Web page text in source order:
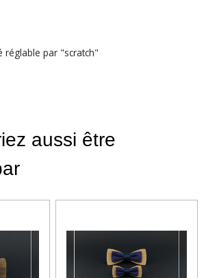
réglable par "scratch"
aussi être